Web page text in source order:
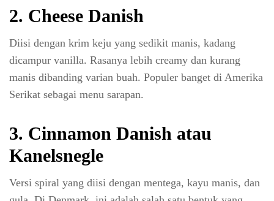
2. Cheese Danish
Diisi dengan krim keju yang sedikit manis, kadang
dicampur vanilla. Rasanya lebih creamy dan kurang
manis dibanding varian buah. Populer banget di Amerika
Serikat sebagai menu sarapan.
3. Cinnamon Danish atau
Kanelsnegle
Versi spiral yang diisi dengan mentega, kayu manis, dan